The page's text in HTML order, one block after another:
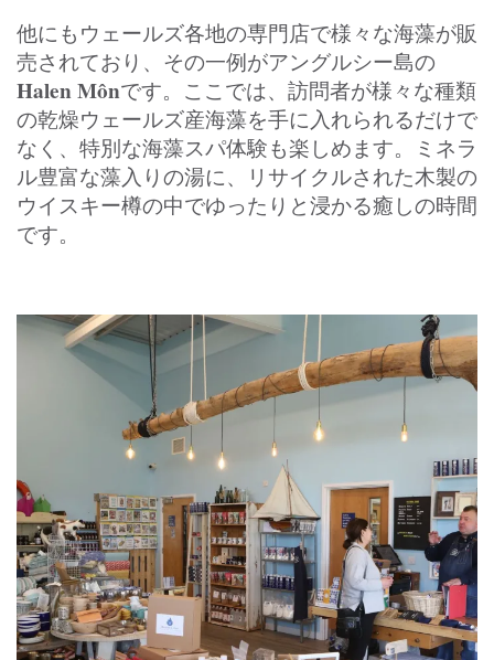
他にもウェールズ各地の専門店で様々な海藻が販
売されており、その一例がアングルシー島の
Halen Mônです。ここでは、訪問者が様々な種類
の乾燥ウェールズ産海藻を手に入れられるだけで
なく、特別な海藻スパ体験も楽しめます。ミネラ
ル豊富な藻入りの湯に、リサイクルされた木製の
ウイスキー樽の中でゆったりと浸かる癒しの時間
です。